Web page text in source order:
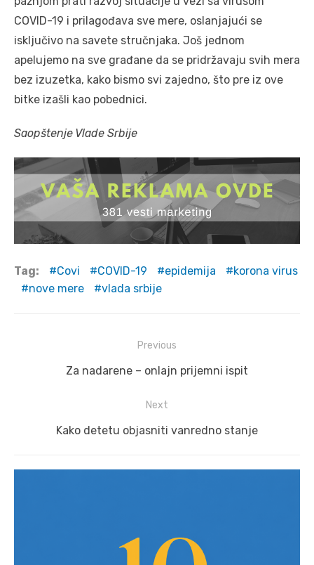
COVID-19 i prilagođava sve mere, oslanjajući se
isključivo na savete stručnjaka. Još jednom
apelujemo na sve građane da se pridržavaju svih mera
bez izuzetka, kako bismo svi zajedno, što pre iz ove
bitke izašli kao pobednici.
Saopštenje Vlade Srbije
Tag: Covi COVID-19 epidemija
korona virus
nove mere
vlada srbije
navigation
Previous
Previous
Za nadarene – onlajn prijemni ispit
Next
Next
Kako detetu objasniti vanredno stanje